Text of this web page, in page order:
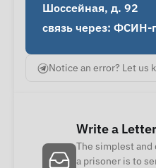
Шоссейная, д. 92
связь через: ФСИН-
Notice an error? Let us
Write a Letter
The simplest
a prisoner is to